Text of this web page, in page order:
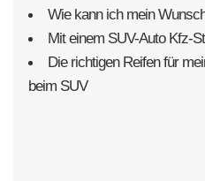
Wie kann ich mein
Mit einem SUV-Auto Kfz-
Die richtigen Reifen für
beim SUV